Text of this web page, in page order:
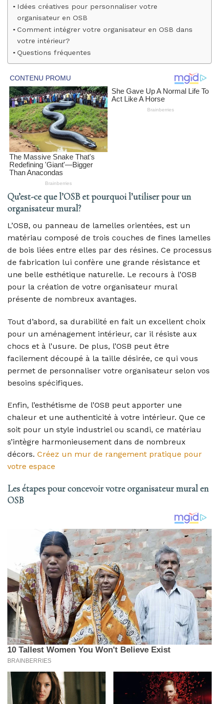
Idées créatives pour personnaliser votre
organisateur en OSB
Comment intégrer votre organisateur en OSB dans
votre intérieur?
Questions fréquentes
Qu’est-ce que l’OSB et pourquoi l’utiliser pour un
organisateur mural?
L’OSB, ou panneau de lamelles orientées, est un
matériau composé de trois couches de fines lamelles
de bois liées entre elles par des résines. Ce processus
de fabrication lui confère une grande résistance et
une belle esthétique naturelle. Le recours à l’OSB
pour la création de votre organisateur mural
présente de nombreux avantages.
Tout d’abord, sa durabilité en fait un excellent choix
pour un aménagement intérieur, car il résiste aux
chocs et à l’usure. De plus, l’OSB peut être
facilement découpé à la taille désirée, ce qui vous
permet de personnaliser votre organisateur selon vos
besoins spécifiques.
Enfin, l’esthétisme de l’OSB peut apporter une
chaleur et une authenticité à votre intérieur. Que ce
soit pour un style industriel ou scandi, ce matériau
s’intègre harmonieusement dans de nombreux
décors. Créez un mur de rangement pratique pour
votre espace
Les étapes pour concevoir votre organisateur mural en
OSB